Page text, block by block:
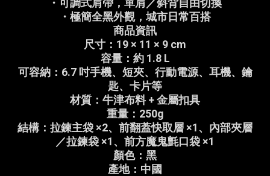
・可調式肩帶，單肩／斜背自由切換
・極簡全黑外觀，城市日常百搭
商品資訊
尺寸：19 × 11 × 9 cm
容量：約 1.8 L
可容納：6.7 吋手機、短夾、行動電源、耳機、鑰
匙、卡片等
材質：牛津布料 + 金屬扣具
重量：250g
結構：拉鍊主袋 ×2、前翻蓋快取層 ×1、內部夾層
／拉鍊袋 ×1、前方魔鬼氈口袋 ×1
顏色：黑
產地：中國